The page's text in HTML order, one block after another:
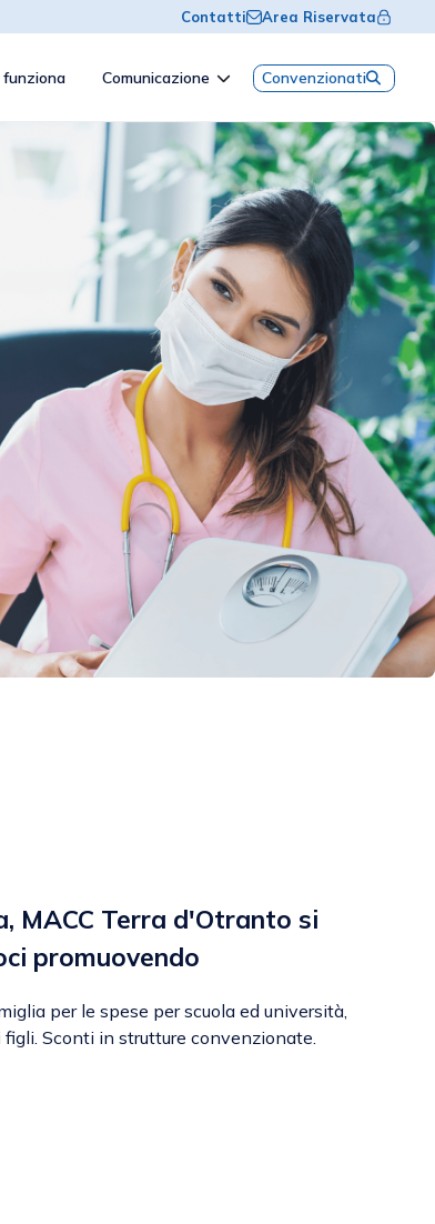
Contatti Area Riservata
funziona Comunicazione Convenzionati
MACC Terra d'Otranto si
promuovendo
per le spese per scuola ed università,
Sconti in strutture convenzionate.